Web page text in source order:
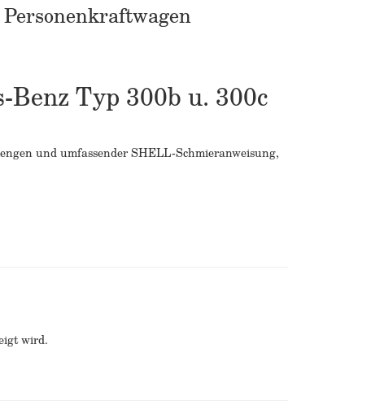
Typ 300b u. 300c
und umfassender SHELL-Schmieranweisung,
wird.